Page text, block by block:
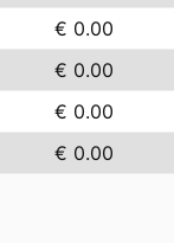
€ 0.00
€ 0.00
€ 0.00
€ 0.00